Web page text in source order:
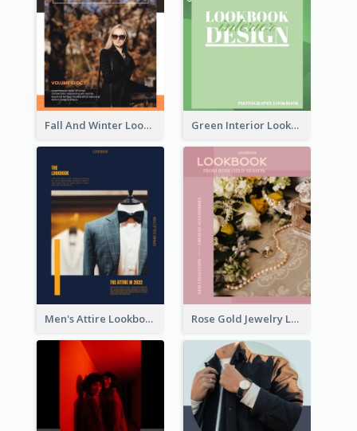
Fall And Winter Lookbook Green Interior Lookbook
Men's Attire Lookbook Rose Gold Jewelry Lookbook